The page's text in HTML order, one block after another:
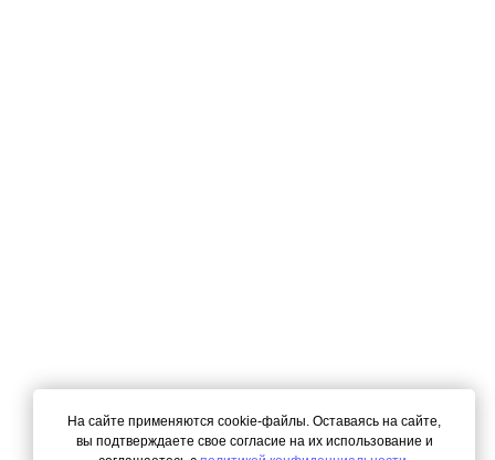
На сайте применяются cookie-файлы. Оставаясь на сайте,
вы подтверждаете свое согласие на их использование и